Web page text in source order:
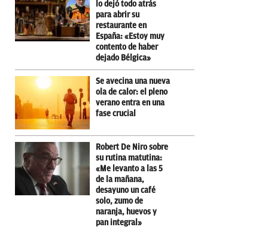
lo dejó todo atrás
para abrir su
restaurante en
España: «Estoy muy
contento de haber
dejado Bélgica»
Se avecina una nueva
ola de calor: el pleno
verano entra en una
fase crucial
Robert De Niro sobre
su rutina matutina:
«Me levanto a las 5
de la mañana,
desayuno un café
solo, zumo de
naranja, huevos y
pan integral»